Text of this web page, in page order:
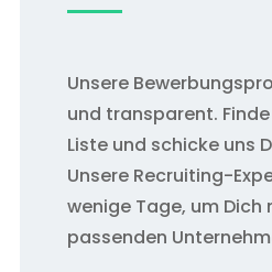
Unsere
und transparent.
Liste und schicke uns
Unsere Recruiting-
wenige Tage, um Dich
passenden